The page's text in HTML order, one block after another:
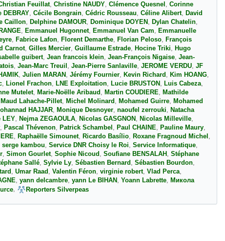
Feuillat, Christine NAUDY, Clémence Quesnel , Corinne
DEBRAY, Cécile Bongrain, Cédric Rousseau, Céline Alibert, David
Caillon, Delphine DAMOUR, Dominique DOYEN , Dylan Chatelin,
, Emmanuel Hugonnet, Emmanuel Van Cam, Emmanuelle
, Fabrice Lafon, Florent Demarthe, Florian Peloso, François
Carnot, Gilles Mercier, Guillaume Estrade, Hocine Triki, Hugo
guibert, Jean francois klein, Jean-François Nigaise, Jean-
, Jean-Marc Treuil , Jean-Pierre Sanlaville, JEROME VERDU, JF
, Julien MARAN , Jérémy Fournier, Kevin Richard , Kim HOANG,
, Lionel Frachon, LNE Exploitation, Lucie BRUSTON , Luis Cabeza,
Mutelet, Marie-Noëlle Aribaud , Martin COUDIERE, Mathilde
Maud Lahache-Pillet, Michel Molinard , Mohamed Guirre, Mohamed
HAJJAR, Monique Desnoyer, naoufel zerrouki, Natacha
LEY, Nejma ZEGAOULA, Nicolas GASGNON , Nicolas Milleville,
, Pascal Thévenon, Patrick Schambel , Paul CHAINE, Pauline Maury,
, Raphaëlle Simounet, Ricardo Basílio, Roxane Fragnoud Michel ,
serge kambou, Service DNR Choisy le Roi, Service Informatique,
, Simon Gourlet, Sophie Nicoud , Soufiane BENSALAH , Stéphane
Sallé, Sylvie Ly, Sébastien Bernard , Sébastien Bourdon,
, Umar Raad , Valentin Féron, virginie robert, Vlad Perca,
, yann delcambre, yann Le BIHAN , Yoann Labrette, Микола
, Reporters Silverpeas